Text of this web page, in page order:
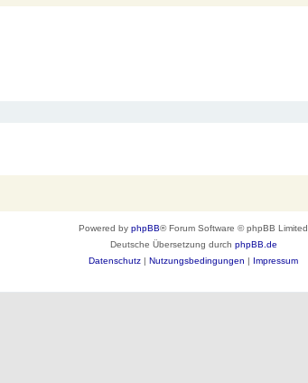
Powered by phpBB® Forum Software © phpBB Limited
Deutsche Übersetzung durch phpBB.de
Datenschutz | Nutzungsbedingungen | Impressum